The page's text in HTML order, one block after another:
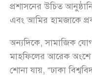
প্রশাসনের উচিত
এবং আমির হামজাকে
অন্যদিকে, সামাজিক
মাহফিলের আরেক
শোনা যায়, “ঢাকা